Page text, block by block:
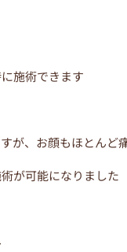
施術できます
が、お顔もほとんど
が可能になりました